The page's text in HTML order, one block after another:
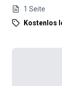
1 Seite
Kostenlos